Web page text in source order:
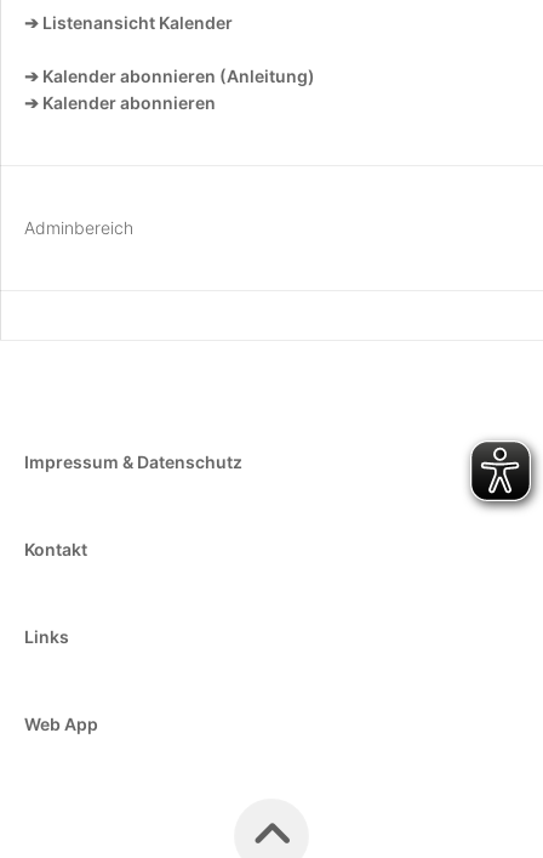
➔ Listenansicht Kalender
➔ Kalender abonnieren (Anleitung)
➔ Kalender abonnieren
Adminbereich
Impressum & Datenschutz
Kontakt
Links
Web App